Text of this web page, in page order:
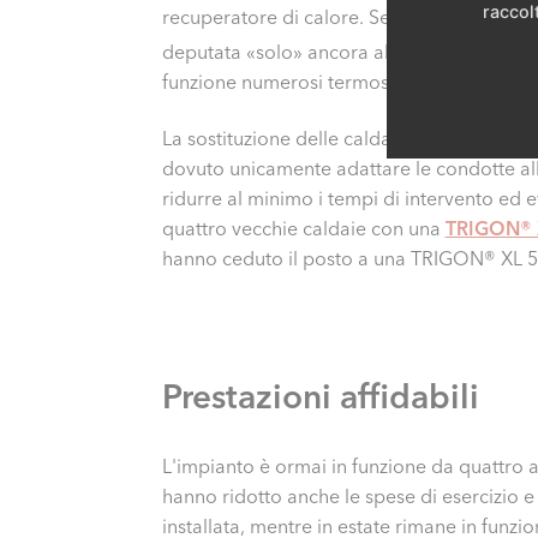
recuperatore di calore. Secondo Ivan
deputata «solo» ancora alla produzione
funzione numerosi termosifoni in ghisa
La sostituzione delle caldaie è stata
dovuto unicamente adattare le condotte
ridurre al minimo i tempi di intervento ed
quattro vecchie caldaie con una TRIGON®
hanno ceduto il posto a una TRIGON® XL
Prestazioni affidabili
L'impianto è ormai in funzione da quattro
hanno ridotto anche le spese di esercizio
installata, mentre in estate rimane in